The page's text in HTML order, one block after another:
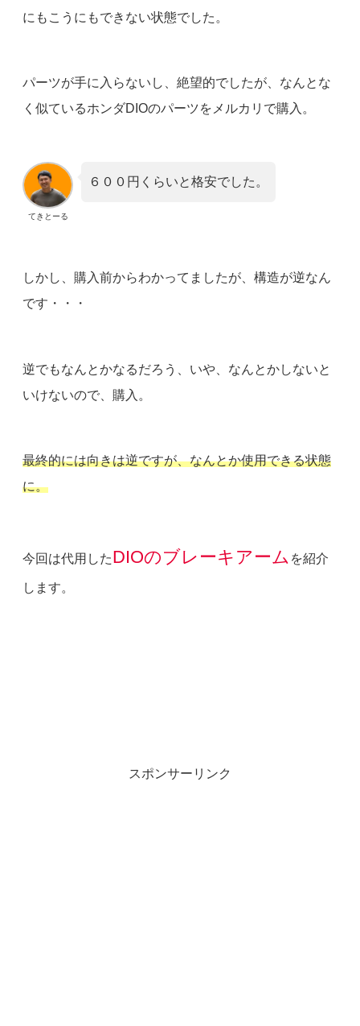
にもこうにもできない状態でした。
パーツが手に入らないし、絶望的でしたが、なんとな
く似ているホンダDIOのパーツをメルカリで購入。
てきとーる
６００円くらいと格安でした。
しかし、購入前からわかってましたが、構造が逆なん
です・・・
逆でもなんとかなるだろう、いや、なんとかしないと
いけないので、購入。
最終的には向きは逆ですが、なんとか使用できる状態
に。
今回は代用したDIOのブレーキアーム を紹介
します。
スポンサーリンク